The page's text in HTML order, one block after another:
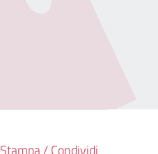
Stampa / Condividi